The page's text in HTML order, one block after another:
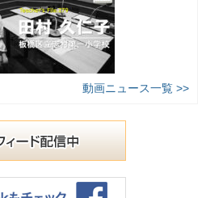
動画ニュース一覧 >>